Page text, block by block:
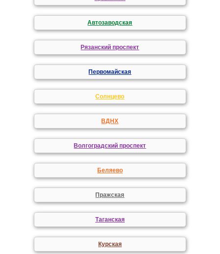
Автозаводская
Рязанский проспект
Первомайская
Солнцево
ВДНХ
Волгоградский проспект
Беляево
Пражская
Таганская
Курская